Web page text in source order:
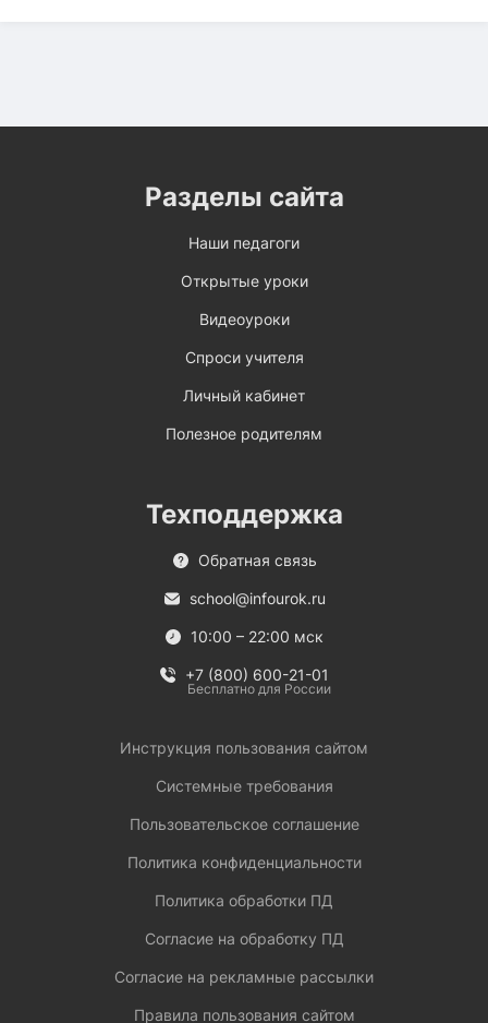
Разделы сайта
Наши педагоги
Открытые уроки
Видеоуроки
Спроси учителя
Личный кабинет
Полезное родителям
Техподдержка
Обратная связь
school@infourok.ru
10:00 – 22:00 мск
+7 (800) 600-21-01
Бесплатно для России
Инструкция пользования сайтом
Системные требования
Пользовательское соглашение
Политика конфиденциальности
Политика обработки ПД
Согласие на обработку ПД
Согласие на рекламные рассылки
Правила пользования сайтом